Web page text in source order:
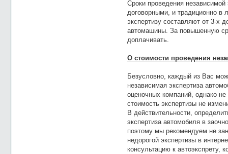
Сроки проведения
договорными, и традиционно
экспертизу составляют от 3-х
автомашины. За повышенную
доплачивать.
О стоимости проведения
Безусловно, каждый из Вас
независимая экспертиза
оценочных компаний, однако
стоимость экспертизы не
В действительности,
экспертиза автомобиля в
поэтому мы рекомендуем не
недорогой экспертизы в
консультацию к автоэкспрету,